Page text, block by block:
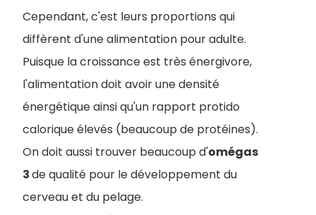
Cependant, c'est leurs proportions qui
diffèrent d'une alimentation pour adulte.
Puisque la croissance est très énergivore,
l'alimentation doit avoir une densité
énergétique ainsi qu'un rapport protido
calorique élevés (beaucoup de protéines).
On doit aussi trouver beaucoup d'omégas
3de qualité pour le développement du
cerveau et du pelage.